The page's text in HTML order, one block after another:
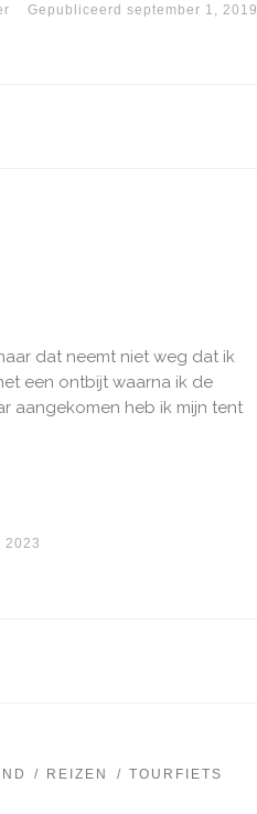
Gepubliceerd september 1, 2019
dat neemt niet weg dat ik
een ontbijt waarna ik de
aangekomen heb ik mijn tent
2023
REIZEN TOURFIETS